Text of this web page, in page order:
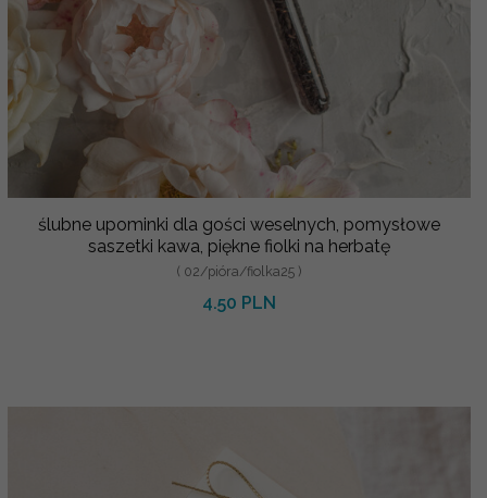
ślubne upominki dla gości weselnych, pomysłowe
saszetki kawa, piękne fiolki na herbatę
( 02/pióra/fiolka25 )
4.50 PLN